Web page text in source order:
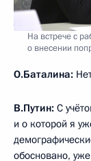
На встрече с
о внесении
О.Баталина:
В.Путин: С
и о которой я
обосновано,